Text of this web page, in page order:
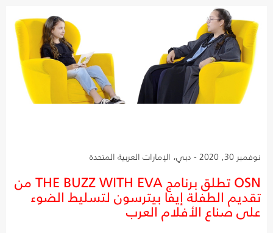
نوفمبر 30, 2020 - دبي، الإمارات العربية المتحدة
OSN تطلق برنامج THE BUZZ WITH EVA من
تقديم الطفلة إيفا بيترسون لتسليط الضوء
على صناع الأفلام العرب